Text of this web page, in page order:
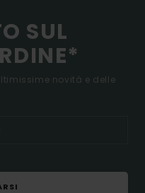
SUL
novità e delle